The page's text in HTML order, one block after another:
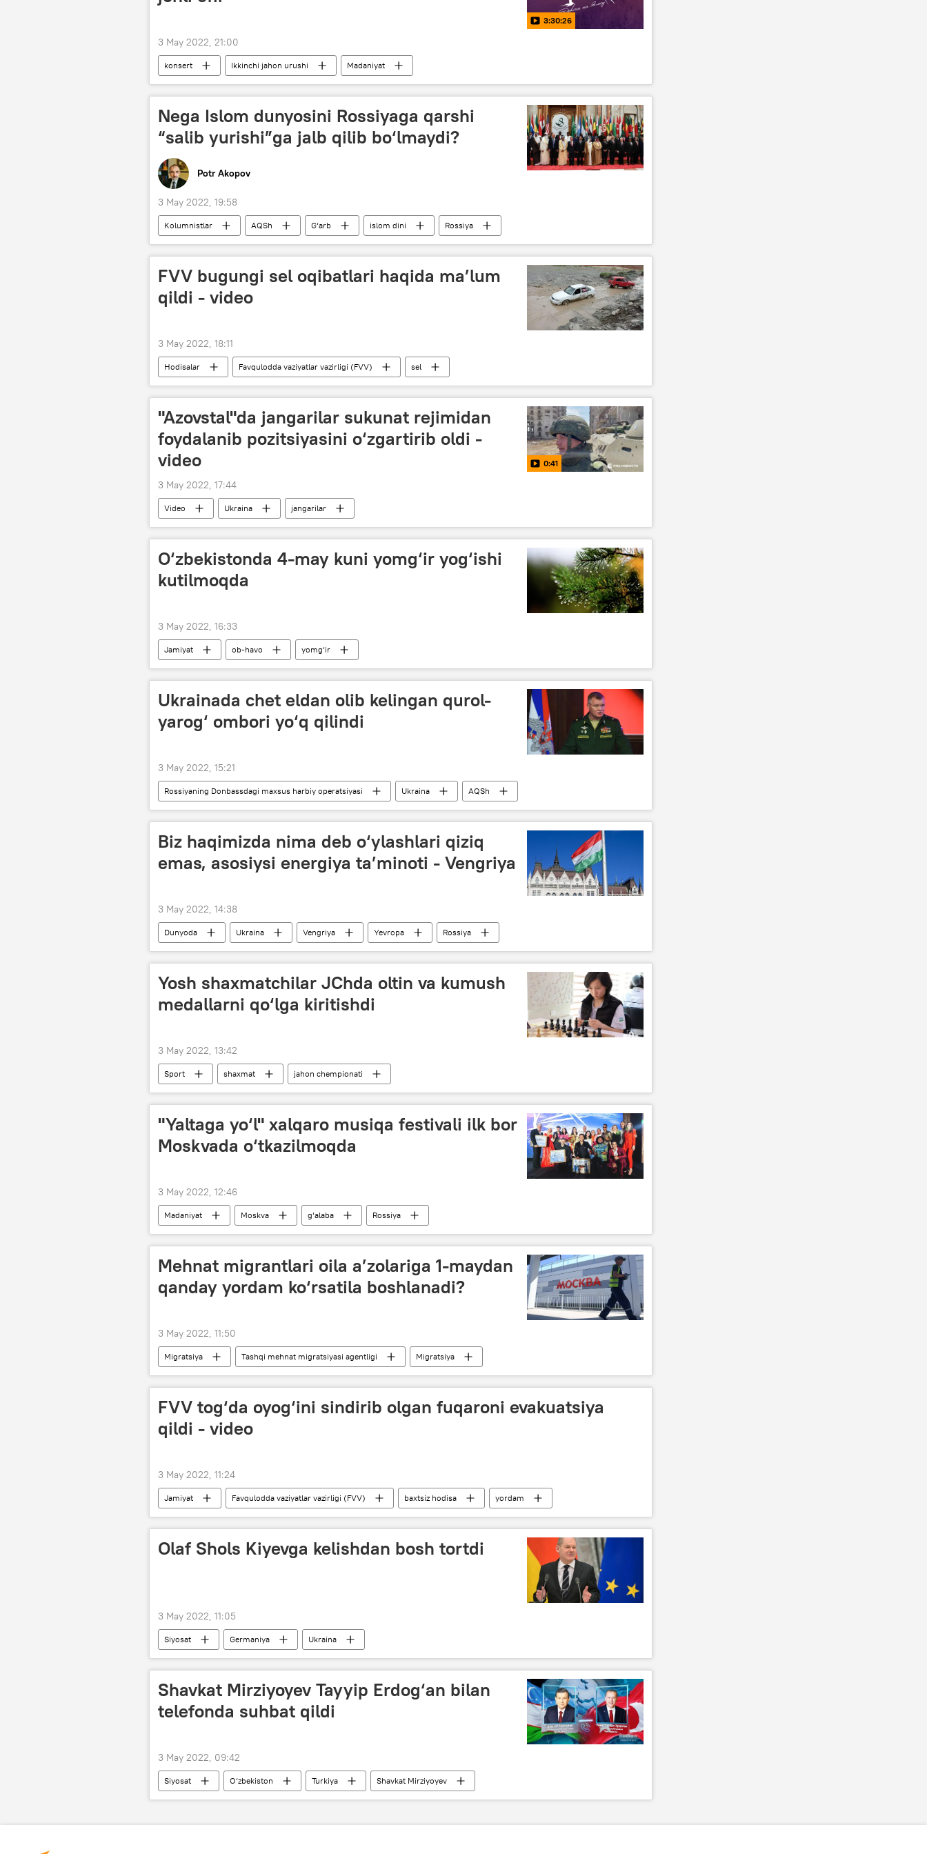
3:30:26
3 May 2022, 21:00
konsert Ikkinchi jahon urushi Madaniyat
Nega Islom dunyosini Rossiyaga qarshi
“salib yurishi”ga jalb qilib bo‘lmaydi?
Potr Akopov
3 May 2022, 19:58
Kolumnistlar AQSh G‘arb islom dini Rossiya
FVV bugungi sel oqibatlari haqida ma’lum
qildi - video
3 May 2022, 18:11
Hodisalar Favqulodda vaziyatlar vazirligi (FVV) sel
"Azovstal"da jangarilar sukunat rejimidan
foydalanib pozitsiyasini o‘zgartirib oldi -
video
0:41
3 May 2022, 17:44
Video Ukraina jangarilar
O‘zbekistonda 4-may kuni yomg‘ir yog‘ishi
kutilmoqda
3 May 2022, 16:33
Jamiyat ob-havo yomg‘ir
Ukrainada chet eldan olib kelingan qurol-
yarog‘ ombori yo‘q qilindi
3 May 2022, 15:21
Rossiyaning Donbassdagi maxsus harbiy operatsiyasi Ukraina
AQSh
qurol-yarog‘
Rossiya
Biz haqimizda nima deb o‘ylashlari qiziq
emas, asosiysi energiya ta’minoti - Vengriya
3 May 2022, 14:38
Dunyoda Ukraina Vengriya Yevropa Rossiya
Yosh shaxmatchilar JChda oltin va kumush
medallarni qo‘lga kiritishdi
3 May 2022, 13:42
Sport shaxmat jahon chempionati
"Yaltaga yo‘l" xalqaro musiqa festivali ilk bor
Moskvada o‘tkazilmoqda
3 May 2022, 12:46
Madaniyat Moskva g‘alaba Rossiya
Mehnat migrantlari oila a’zolariga 1-maydan
qanday yordam ko‘rsatila boshlanadi?
3 May 2022, 11:50
Migratsiya Tashqi mehnat migratsiyasi agentligi
Migratsiya
bir martalik yordam puli
FVV tog‘da oyog‘ini sindirib olgan fuqaroni evakuatsiya
qildi - video
3 May 2022, 11:24
Jamiyat Favqulodda vaziyatlar vazirligi (FVV) baxtsiz hodisa yordam
Olaf Shols Kiyevga kelishdan bosh tortdi
3 May 2022, 11:05
Siyosat Germaniya Ukraina
Shavkat Mirziyoyev Tayyip Erdog‘an bilan
telefonda suhbat qildi
3 May 2022, 09:42
Siyosat O‘zbekiston Turkiya
Shavkat Mirziyoyev
Rejep Tayyip Erdog‘an